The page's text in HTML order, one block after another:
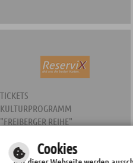
TICKETS
KULTURPROGRAMM
"FREIBERGER REIHE"
Cookies